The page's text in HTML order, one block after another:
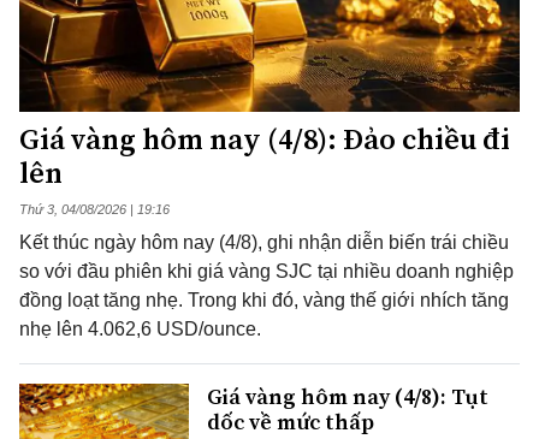
Giá vàng hôm nay (4/8): Đảo chiều đi
lên
Thứ 3, 04/08/2026 | 19:16
Kết thúc ngày hôm nay (4/8), ghi nhận diễn biến trái chiều
so với đầu phiên khi giá vàng SJC tại nhiều doanh nghiệp
đồng loạt tăng nhẹ. Trong khi đó, vàng thế giới nhích tăng
nhẹ lên 4.062,6 USD/ounce.
Giá vàng hôm nay (4/8): Tụt
dốc về mức thấp